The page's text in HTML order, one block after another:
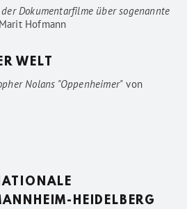
Dokumentarfilme über sogenannte
Marit Hofmann
WELT
Nolans "Oppenheimer" von
HEIDELBERG